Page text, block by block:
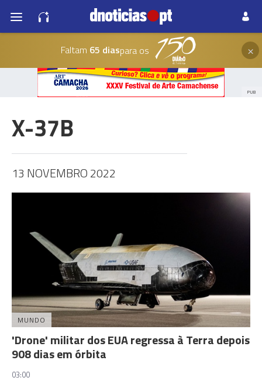
Faltam 65 diaspara os ×
PUB
X-37B
13 NOVEMBRO 2022
MUNDO
'Drone' militar dos EUA regressa à Terra depois
908 dias em órbita
03:00